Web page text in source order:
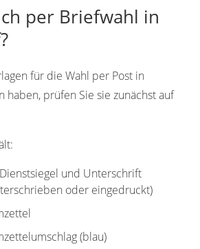
per Briefwahl in
für die Wahl per Post in
haben, prüfen Sie sie zunächst auf
und Unterschrift
oder eingedruckt)
(blau)